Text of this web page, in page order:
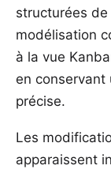
structurées de
modélisation
à la vue
en
précise.
Les
apparaissent